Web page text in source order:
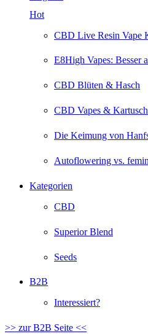
Hot
CBD Live Resin Vape
E8High Vapes: Besser
CBD Blüten & Hasch
CBD Vapes &
Die Keimung von
Autoflowering vs.
Kategorien
CBD
Superior Blend
Seeds
B2B
Interessiert?
>> zur B2B Seite <<